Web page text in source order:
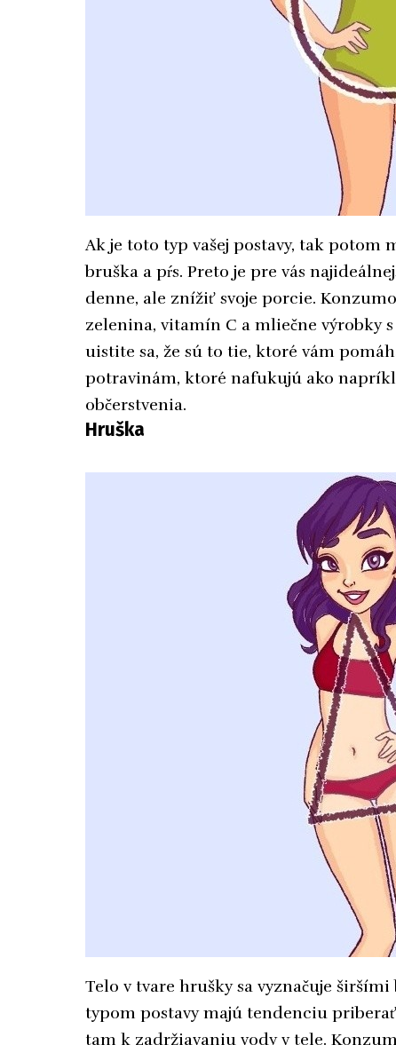
Ak je toto typ vašej postavy, tak
bruška a pŕs. Preto je pre vás
denne, ale znížiť svoje porcie.
zelenina, vitamín C a mliečne výrobky
uistite sa, že sú to tie, ktoré vám
potravinám, ktoré nafukujú ako
občerstvenia.
Hruška
Telo v tvare hrušky sa vyznačuje
typom postavy majú tendenciu
tam k zadržiavaniu vody v tele.